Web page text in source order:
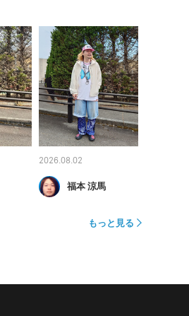
2026.08.02
福本 涼馬
もっと見る